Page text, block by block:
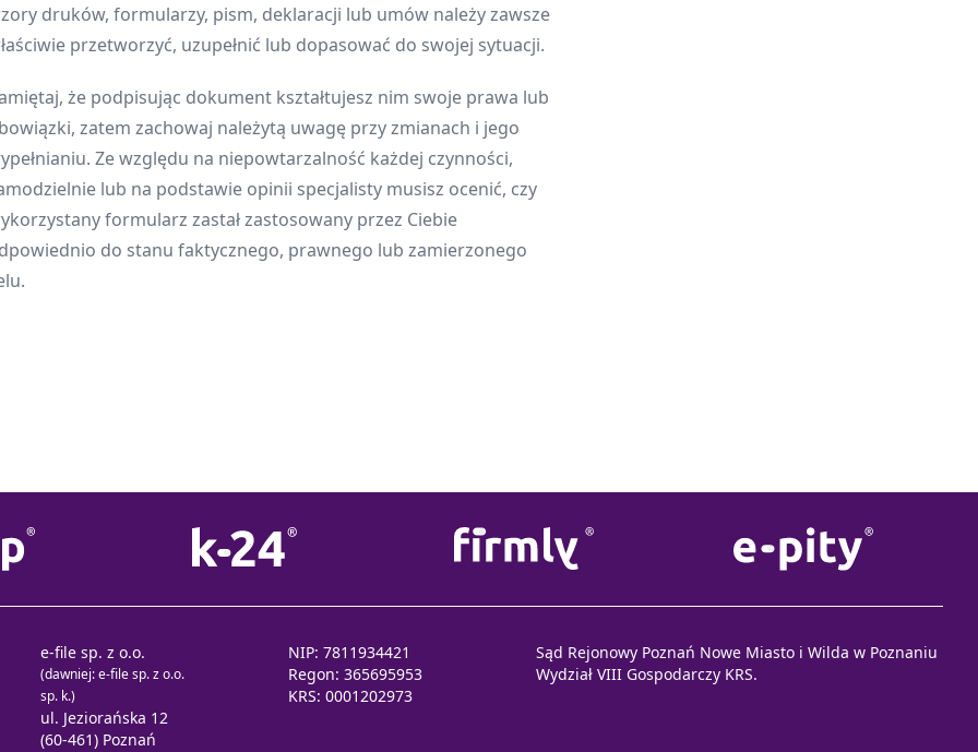
druków, formularzy, pism, deklaracji lub umów należy zawsze
przetworzyć, uzupełnić lub dopasować do swojej sytuacji.
że podpisując dokument kształtujesz nim swoje prawa lub
zatem zachowaj należytą uwagę przy zmianach i jego
Ze względu na niepowtarzalność każdej czynności,
lub na podstawie opinii specjalisty musisz ocenić, czy
formularz zastał zastosowany przez Ciebie
do stanu faktycznego, prawnego lub zamierzonego
e-file sp. z o.o.
(dawniej: e-file sp. z o.o.
sp. k.)
ul. Jeziorańska 12
(60-461) Poznań
NIP: 7811934421
Regon: 365695953
KRS: 0001202973
Sąd Rejonowy Poznań Nowe Miasto i Wilda w Poznaniu
Wydział VIII Gospodarczy KRS.